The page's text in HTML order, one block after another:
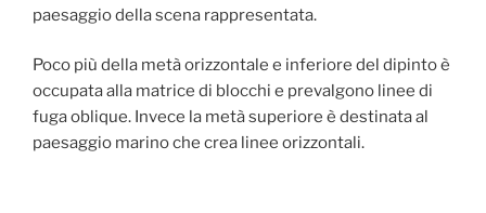
paesaggio della scena rappresentata.
Poco più della metà orizzontale e inferiore del dipinto è
occupata alla matrice di blocchi e prevalgono linee di
fuga oblique. Invece la metà superiore è destinata al
paesaggio marino che crea linee orizzontali.